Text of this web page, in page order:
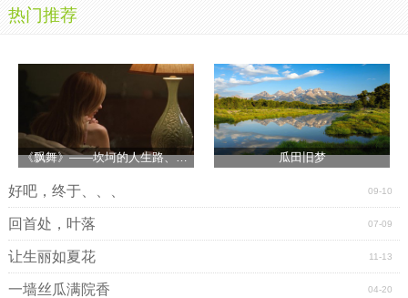
热门推荐
《飘舞》――坎坷的人生路、、、 瓜田旧梦
09-10
好吧，终于、、、
07-09
回首处，叶落
11-13
让生丽如夏花
04-20
一墙丝瓜满院香